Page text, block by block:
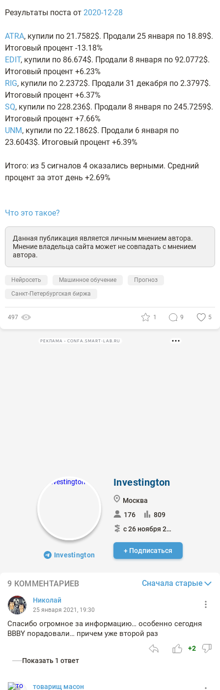
Результаты поста от 2020-12-28
ATRA, купили по 21.7582$. Продали 25 января по 18.89$.
Итоговый процент -13.18%
EDIT, купили по 86.674$. Продали 8 января по 92.0772$.
Итоговый процент +6.23%
RIG, купили по 2.2372$. Продали 31 декабря по 2.3797$.
Итоговый процент +6.37%
SQ, купили по 228.236$. Продали 8 января по 245.7259$.
Итоговый процент +7.66%
UNM, купили по 22.1862$. Продали 6 января по
23.6043$. Итоговый процент +6.39%
Итого: из 5 сигналов 4 оказались верными. Средний
процент за этот день +2.69%
Что это такое?
Данная публикация является личным мнением автора.
Мнение владельца сайта может не совпадать с мнением
автора.
Нейросеть Машинное обучение
Прогноз
Санкт-Петербургская биржа
497 1 9 5
РЕКЛАМА • CONFA.SMART-LAB.RU
Investington
Investington
Москва
176
809
с 26 ноября 2020
+ Подписаться
9 КОММЕНТАРИЕВ Сначала старые
Николай
25 января 2021, 19:30
Спасибо огромное за информацию… особенно сегодня
BBBY порадовали… причем уже второй раз
+2
Показать 1 ответ
товарищ масон